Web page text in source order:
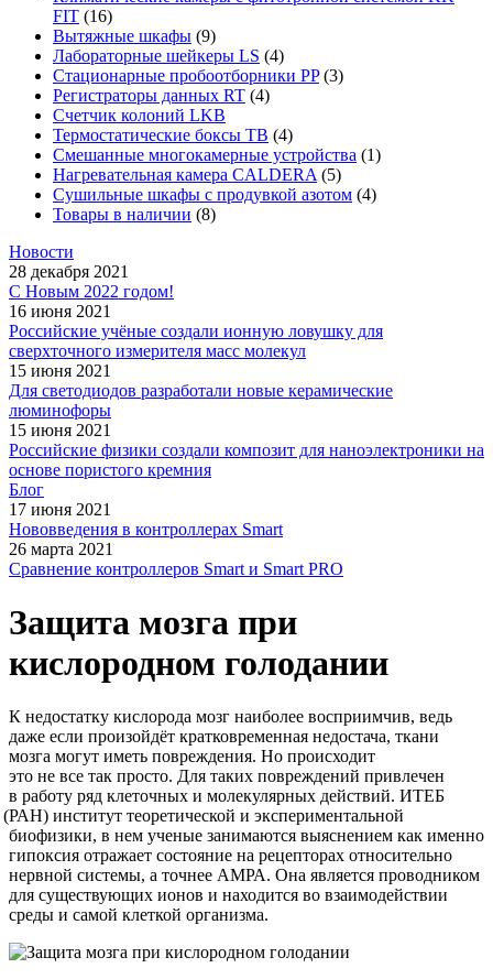
FIT (16)
Вытяжные шкафы (9)
Лабораторные шейкеры LS (4)
Стационарные пробоотборники PP (3)
Регистраторы данных RT (4)
Счетчик колоний LKB
Термостатические боксы TB (4)
Смешанные многокамерные устройства (1)
Нагревательная камера CALDERA (5)
Сушильные шкафы с продувкой азотом (4)
Товары в наличии (8)
Новости
28 декабря 2021
С Новым 2022 годом!
16 июня 2021
Российские учёные создали ионную ловушку для
сверхточного измерителя масс молекул
15 июня 2021
Для светодиодов разработали новые керамические
люминофоры
15 июня 2021
Российские физики создали композит для наноэлектроники на
основе пористого кремния
Блог
17 июня 2021
Нововведения в контроллерах Smart
26 марта 2021
Сравнение контроллеров Smart и Smart PRO
Защита мозга при
кислородном голодании
К недостатку кислорода мозг наиболее восприимчив, ведь
даже если произойдёт кратковременная недостача, ткани
мозга могут иметь повреждения. Но происходит
это не все так просто. Для таких повреждений привлечен
в работу ряд клеточных и молекулярных действий. ИТЕБ
(РАН) институт теоретической и экспериментальной
биофизики, в нем ученые занимаются выяснением как именно
гипоксия отражает состояние на рецепторах относительно
нервной системы, а точнее АМРА. Она является проводником
для существующих ионов и находится во взаимодействии
среды и самой клеткой организма.